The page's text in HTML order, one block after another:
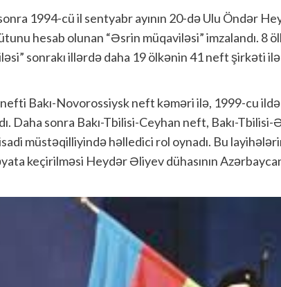
1994-cü il sentyabr ayının 20-də Ulu Öndər
hesab olunan “Əsrin müqaviləsi” imzalandı. 8
sonrakı illərdə daha 19 ölkənin 41 neft şirkəti
Bakı-Novorossiysk neft kəməri ilə, 1999-cu
Daha sonra Bakı-Tbilisi-Ceyhan neft, Bakı-
müstəqilliyində həlledici rol oynadı. Bu
keçirilməsi Heydər Əliyev dühasının